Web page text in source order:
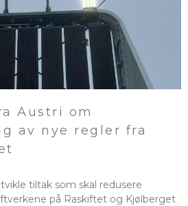
Austri om
av nye regler fra
tiltak som skal redusere
på Raskiftet og Kjølberget